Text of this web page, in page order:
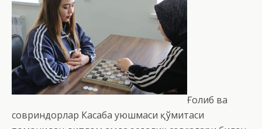
Ғолиб ва
совриндорлар Касаба уюшмаси қўмитаси